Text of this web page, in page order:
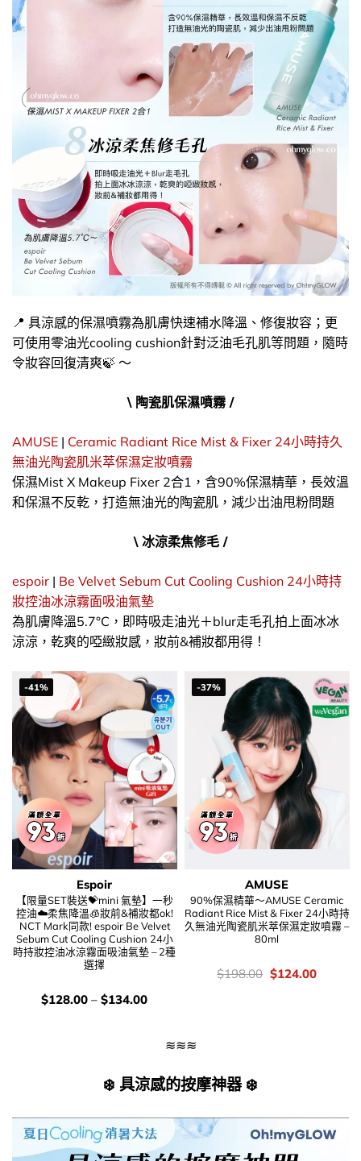
📍 具涼感的保濕噴霧為肌膚快速補水降溫、修復妝容；更
可使用零油光cooling cushion針對泛油毛孔肌等問題，隨時
令妝容回復清爽🍃 ～
\ 陶瓷肌保濕噴霧 /
AMUSE | Ceramic Radiant Rice Mist & Fixer 24小時持久
無油光陶瓷肌米萃保濕定妝噴霧
保濕Mist X Makeup Fixer 2合1，含90%保濕精華，長效溫
和保濕不反乾，打造無油光的陶瓷肌，減少出油甩粉問題
\ 冰涼柔焦修毛 /
espoir | Be Velvet Sebum Cut Cooling Cushion 24小時持
妝控油冰涼霧面吸油氣墊
為肌膚降溫5.7°C，即時吸走油光＋blur走毛孔拍上面冰冰
涼涼，乾爽的啞緻妝感，妝前&補妝都用得！
-41%
Espoir
【限量SET裝送💝mini 氣墊】一秒
控油☁️柔焦降溫🧊妝前&補妝都ok!
NCT Mark同款! espoir Be Velvet
Sebum Cut Cooling Cushion 24小
時持妝控油冰涼霧面吸油氣墊 – 2種
選擇
價
錢：
$128.00 – $134.00
-37%
AMUSE
90%保濕精華～AMUSE Ceramic
Radiant Rice Mist & Fixer 24小時持
久無油光陶瓷肌米萃保濕定妝噴霧 –
80ml
價
錢：
$198.00 Original
price
$124.00Current
≋≋≋
❄️ 具涼感的按摩神器 ❄️